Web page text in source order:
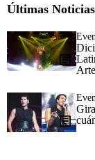
Últimas Noticias